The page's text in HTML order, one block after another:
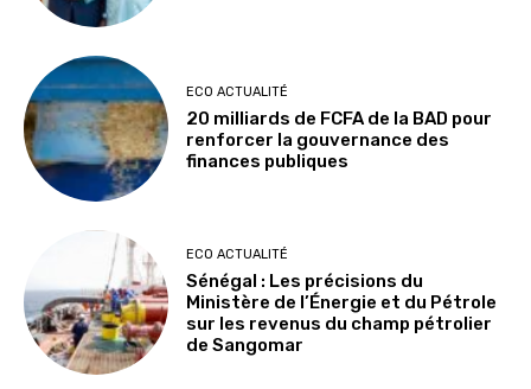
ECO ACTUALITÉ
20 milliards de FCFA de la BAD pour
renforcer la gouvernance des
finances publiques
ECO ACTUALITÉ
Sénégal : Les précisions du
Ministère de l’Énergie et du Pétrole
sur les revenus du champ pétrolier
de Sangomar